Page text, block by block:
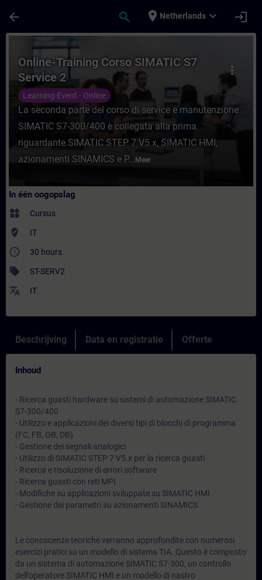
arrow_back search place Netherlands expand_more login
Cursus - Online-Training Corso SIMATIC
more_vert
Online-Training Corso SIMATIC S7
Service 2
Learning Event - Online
La seconda parte del corso di service e manutenzione
SIMATIC S7-300/400 è collegata alla prima
riguardante SIMATIC STEP 7 V5.x, SIMATIC HMI,
azionamenti SINAMICS e P... Meer
In één oogopslag
widgets Cursus
where_to_vote IT
access_time 30 hours
sell ST-SERV2
translate IT
Beschrijving Data en registratie Offerte
Inhoud
- Ricerca guasti hardware su sistemi di automazione SIMATIC
S7-300/400
- Utilizzo e applicazioni dei diversi tipi di blocchi di programma
(FC, FB, OB, DB)
- Gestione dei segnali analogici
- Utilizzo di SIMATIC STEP 7 V5.x per la ricerca guasti
- Ricerca e risoluzione di errori software
- Ricerca guasti con reti MPI
- Modifiche su applicazioni sviluppate su SIMATIC HMI
- Gestione dei parametri su azionamenti SINAMICS
Le conoscenze teoriche verranno approfondite con numerosi
esercizi pratici su un modello di sistema TIA. Questo è composto
da un sistema di automazione SIMATIC S7-300, un controllo
dell'operatore SIMATIC HMI e un modello di nastro